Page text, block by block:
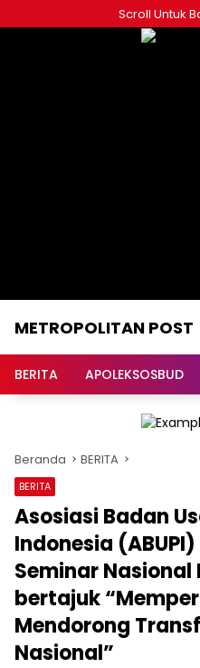
ke
Scroll Untuk
METROPOLITAN POST
BERITA APOLEKSOSBUD
Beranda BERITA
BERITA
Asosiasi Badan
Indonesia
Seminar
bertajuk
Mendorong
Nasional”